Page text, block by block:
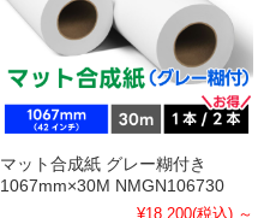
マット合成紙 グレー糊付き
1067mm×30M NMGN106730
¥18,200(税込) ～